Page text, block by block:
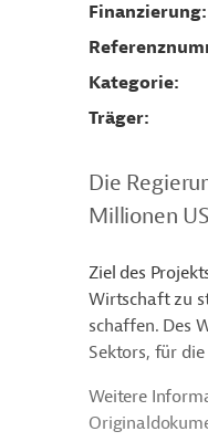
Finanzierung
Kategorie
Träger
Die
Millionen
Ziel des
Wirtschaft zu
schaffen. Des
Sektors, für
Weitere